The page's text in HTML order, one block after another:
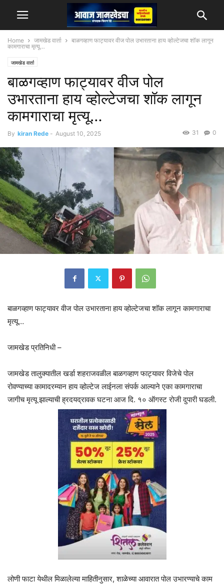
Home जामखेड वार्ता
बाळगव्हाण फाट्यावर वीज पोल उभारताना हाय व्होल्टेजचा शॉक लागून
कामगाराचा मृत्यू…
जामखेड वार्ता
बाळगव्हाण फाट्यावर वीज पोल
उभारताना हाय व्होल्टेजचा शॉक लागून
कामगाराचा मृत्यू…
By kiran Rede - August 10, 2025 0
31
बाळगव्हाण फाट्यावर वीज पोल उभारताना हाय व्होल्टेजचा शॉक लागून कामगाराचा
मृत्यू…
जामखेड प्रतिनिधी –
जामखेड तालुक्यातील खर्डा शहराजवळील बाळगव्हाण फाट्यावर विजेचे पोल
रोवण्याच्या कामादरम्यान हाय व्होल्टेज लाईनला संपर्क आल्याने एका कामगाराचा
जागीच मृत्यू झाल्याची ह्रदयद्रावक घटना आज दि. १० ऑगस्ट रोजी दुपारी घडली.
लोणी फाटा येथील मिळालेल्या माहितीनुसार, शाळेच्या आवारात पोल उभारण्याचे काम